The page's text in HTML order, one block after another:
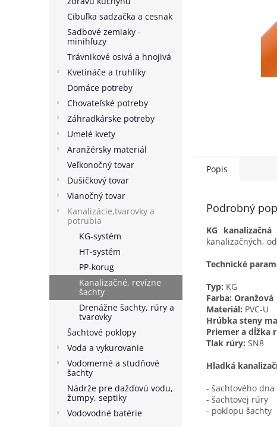
Cibuľka sadzačka a cesnak
Sadbové zemiaky -
minihľuzy
Trávnikové osivá a hnojivá
Kvetináče a truhlíky
Domáce potreby
Chovateľské potreby
Záhradkárske potreby
Umelé kvety
Aranžérsky materiál
Veľkonočný tovar
Dušičkový tovar
Vianočný tovar
Kanalizácie,tvarovky a
potrubia
KG-systém
HT-systém
PP-korug
Kanalizačné, revízne
šachty
Drenážne šachty, rúry a
tvarovky
Šachtové poklopy
Voda a vykurovanie
Vodomerné a studňové
šachty
Nádrže pre dažďovú vodu,
žumpy, septiky
Vodovodné batérie
Popis
Podrobný
KG
kanalizačných,
Technické
Typ: KG
Farba: Oranžová
Materiál: PVC-U
Hrúbka steny
Priemer a dĺžka
Tlak rúry: SN8
Hladká
- šachtového dna
- šachtovej rúry
- poklopu šachty